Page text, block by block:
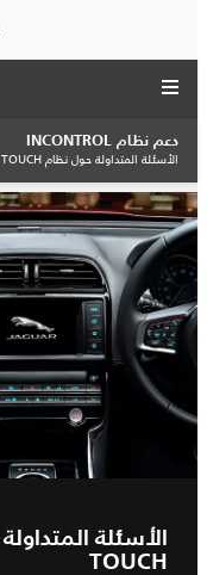
دعم نظام INCONTROL
الأسئلة المتداولة حول نظام INCONTROL TOUCH
TOUCH